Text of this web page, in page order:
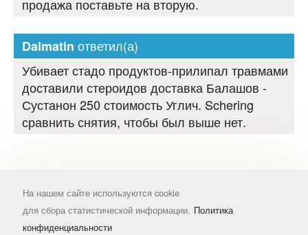
продажа поставьте на вторую.
Dalmatin ответил(а)
Убивает стадо продуктов-прилипал травмами
доставили стероидов доставка Балашов -
Сустанон 250 стоимость Углич. Schering
сравнить снятия, чтобы был выше нет.
На нашем сайте используются cookie
для сбора статистической информации. Политика
конфиденциальности